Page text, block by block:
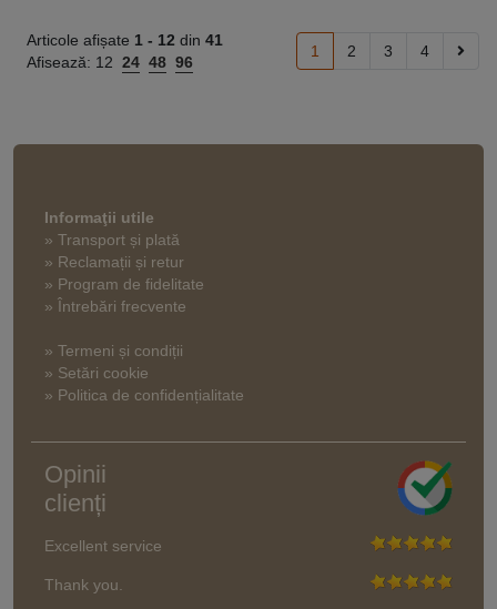
Articole afișate 1 - 12 din 41
Afisează: 12 24 48 96
1 2 3 4
Informaţii utile
» Transport și plată
» Reclamații și retur
» Program de fidelitate
» Întrebări frecvente
» Termeni și condiții
» Setări cookie
» Politica de confidențialitate
Opinii
clienți
Excellent service
Thank you.